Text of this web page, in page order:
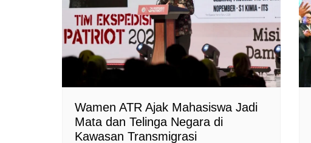
Wamen ATR Ajak Mahasiswa Jadi
Mata dan Telinga Negara di
Kawasan Transmigrasi